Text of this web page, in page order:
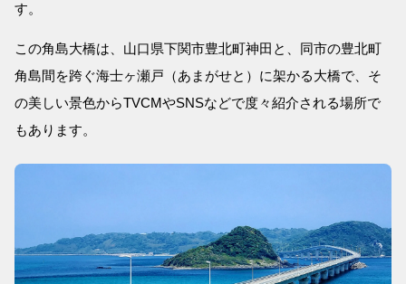
す。
この角島大橋は、山口県下関市豊北町神田と、同市の豊北町
角島間を跨ぐ海士ヶ瀬戸（あまがせと）に架かる大橋で、そ
の美しい景色からTVCMやSNSなどで度々紹介される場所で
もあります。